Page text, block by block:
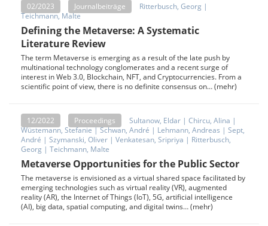
02/2023 Journalbeiträge Ritterbusch, Georg |
Teichmann, Malte
Defining the Metaverse: A Systematic
Literature Review
The term Metaverse is emerging as a result of the late push by
multinational technology conglomerates and a recent surge of
interest in Web 3.0, Blockchain, NFT, and Cryptocurrencies. From a
scientific point of view, there is no definite consensus on… (mehr)
12/2022 Proceedings Sultanow, Eldar | Chircu, Alina |
Wüstemann, Stefanie|Schwan, André | Lehmann, Andreas | Sept,
André | Szymanski, Oliver | Venkatesan, Sripriya | Ritterbusch,
Georg | Teichmann, Malte
Metaverse Opportunities for the Public Sector
The metaverse is envisioned as a virtual shared space facilitated by
emerging technologies such as virtual reality (VR), augmented
reality (AR), the Internet of Things (IoT), 5G, artificial intelligence
(AI), big data, spatial computing, and digital twins… (mehr)